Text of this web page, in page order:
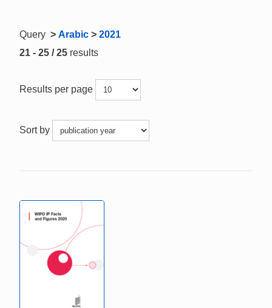
Query > Arabic > 2021
21 - 25 / 25 results
Results per page
Sort by